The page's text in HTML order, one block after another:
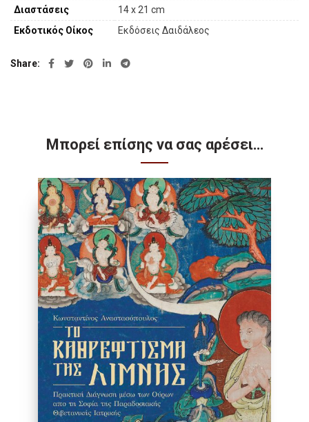
Διαστάσεις
14 x 21 cm
Εκδοτικός Οίκος
Εκδόσεις Δαιδάλεος
Share
Μπορεί επίσης να σας αρέσει…